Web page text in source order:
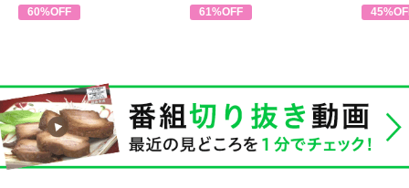
60%OFF 61%OFF